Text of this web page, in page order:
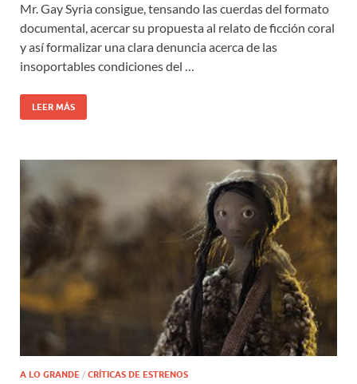
Mr. Gay Syria consigue, tensando las cuerdas del formato
documental, acercar su propuesta al relato de ficción coral
y así formalizar una clara denuncia acerca de las
insoportables condiciones del …
LEER MÁS
A LO GRANDE / CRÍTICAS DE ESTRENOS